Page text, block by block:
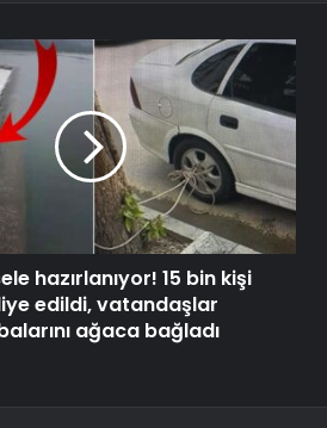
hazırlanıyor! 15 bin kişi
edildi, vatandaşlar
ağaca bağladı